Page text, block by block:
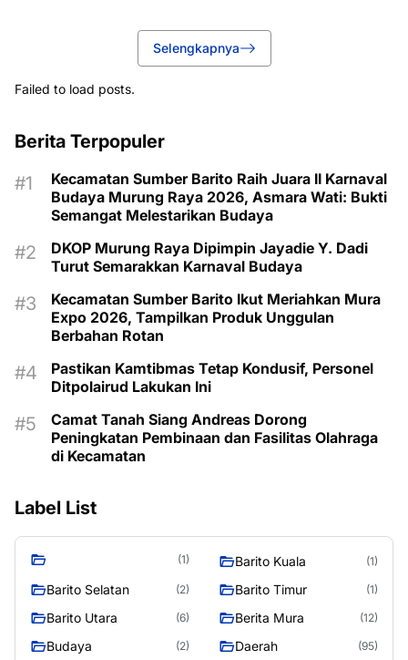
Selengkapnya
Failed to load posts.
Berita Terpopuler
Kecamatan Sumber Barito Raih Juara II Karnaval
Budaya Murung Raya 2026, Asmara Wati: Bukti
Semangat Melestarikan Budaya
DKOP Murung Raya Dipimpin Jayadie Y. Dadi
Turut Semarakkan Karnaval Budaya
Kecamatan Sumber Barito Ikut Meriahkan Mura
Expo 2026, Tampilkan Produk Unggulan
Berbahan Rotan
Pastikan Kamtibmas Tetap Kondusif, Personel
Ditpolairud Lakukan Ini
Camat Tanah Siang Andreas Dorong
Peningkatan Pembinaan dan Fasilitas Olahraga
di Kecamatan
Label List
(1) Barito Kuala (1)
Barito Selatan (2) Barito Timur (1)
Barito Utara (6) Berita Mura (12)
Budaya (2) Daerah (95)